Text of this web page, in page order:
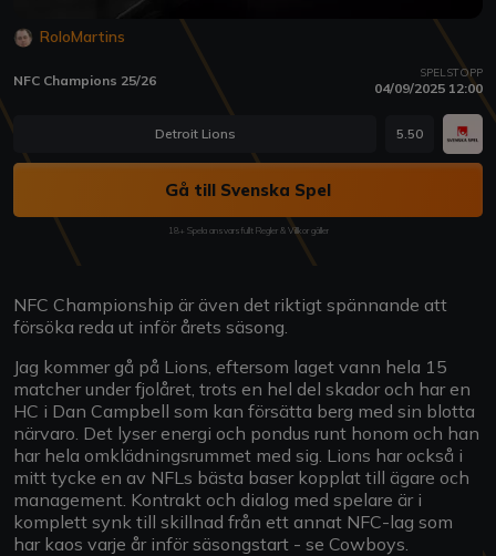
RoloMartins
NFC Champions 25/26 SPELSTOPP
04/09/2025 12:00
Detroit Lions 5.50
Gå till Svenska Spel
18+ Spela ansvarsfullt Regler & Villkor gäller
NFC Championship är även det riktigt spännande att
försöka reda ut inför årets säsong.
Jag kommer gå på Lions, eftersom laget vann hela 15
matcher under fjolåret, trots en hel del skador och har en
HC i Dan Campbell som kan försätta berg med sin blotta
närvaro. Det lyser energi och pondus runt honom och han
har hela omklädningsrummet med sig. Lions har också i
mitt tycke en av NFLs bästa baser kopplat till ägare och
management. Kontrakt och dialog med spelare är i
komplett synk till skillnad från ett annat NFC-lag som
har kaos varje år inför säsongstart - se Cowboys.